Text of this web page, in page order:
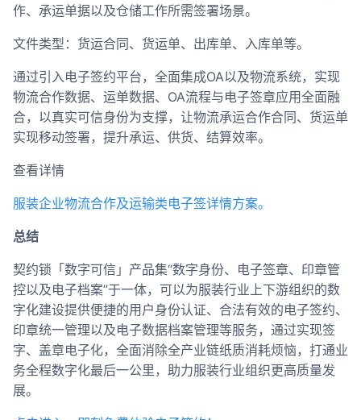
作、承运单据以及仓储工作所需签署场景。
文件类型：货运合同、货运单、出库单、入库单等。
通过引入电子签约平台，全面集成OA以及物流系统，实现
物流合作数据、运单数据、OA流程与电子签章应用全面融
合，以真实可信身份为支撑，让物流承运合作合同、货运单
实现移动签署，提升承运、供货、结算效率。
查看详情
服装企业物流合作及运输类电子签详情方案。
总结
契约锁「数字可信」产品集“数字身份、电子签章、印章管
控以及电子档案”于一体，可以为服装行业上下游组织的数
字化建设提供便捷的用户身份认证、合法有效的电子签约、
印章统一管理以及电子数据档案管理等服务，通过实现签
字、盖章电子化，全面消除全产业链纸质消耗烦恼，打通业
务全程数字化最后一公里，助力服装行业组织更高质量发
展。